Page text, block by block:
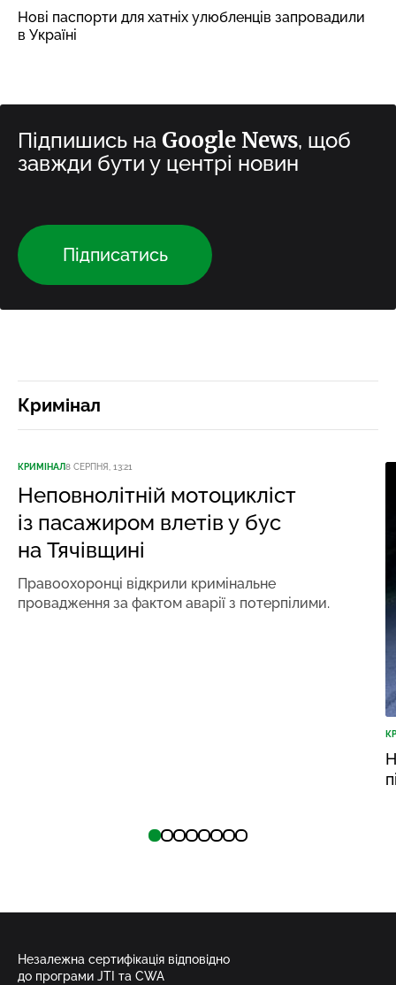
Нові паспорти для хатніх улюбленців запровадили
в Україні
Підпишись на Google News, щоб
завжди бути у центрі новин
Підписатись
Кримінал
КРИМІНАЛ8 СЕРПНЯ, 13:21
Неповнолітній мотоцикліст
із пасажиром влетів у бус
на Тячівщині
Правоохоронці відкрили кримінальне
провадження за фактом аварії з потерпілими.
Незалежна сертифікація відповідно
до програми JTI та CWA